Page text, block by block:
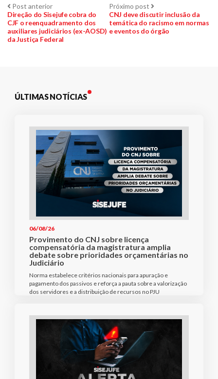
Navegação
de
Post
Post anteriorPost
anterior:
Direção do Sisejufe cobra do
CJF o reenquadramento dos
auxiliares judiciários (ex-AOSD)
da Justiça Federal
Próximo post Próximo
post:
CNJ deve discutir inclusão da
temática do racismo em normas
e eventos do órgão
ÚLTIMAS NOTÍCIAS
06/08/26
Provimento do CNJ sobre licença
compensatória da magistratura amplia
debate sobre prioridades orçamentárias no
Judiciário
Norma estabelece critérios nacionais para apuração e
pagamento dos passivos e reforça a pauta sobre a valorização
dos servidores e a distribuição de recursos no PJU